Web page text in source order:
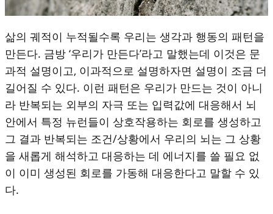
삶의 궤적이 누적될수록 우리는 생각과 행동의 패턴을
만든다. 금방 ‘우리가 만든다’라고 말했는데 이것은 문
과적 설명이고, 이과적으로 설명하자면 설명이 조금 더
길어질 수 있다. 이런 패턴은 우리가 만드는 것이 아니
라 반복되는 외부의 자극 또는 입력값에 대응해서 뇌
안에서 특정 뉴런들이 상호작용하는 회로를 생성하고
그 결과 반복되는 조건/상황에서 우리의 뇌는 그 상황
을 새롭게 해석하고 대응하는 데 에너지를 쓸 필요 없
이 이미 생성된 회로를 가동해 대응한다고 말할 수 있
다.